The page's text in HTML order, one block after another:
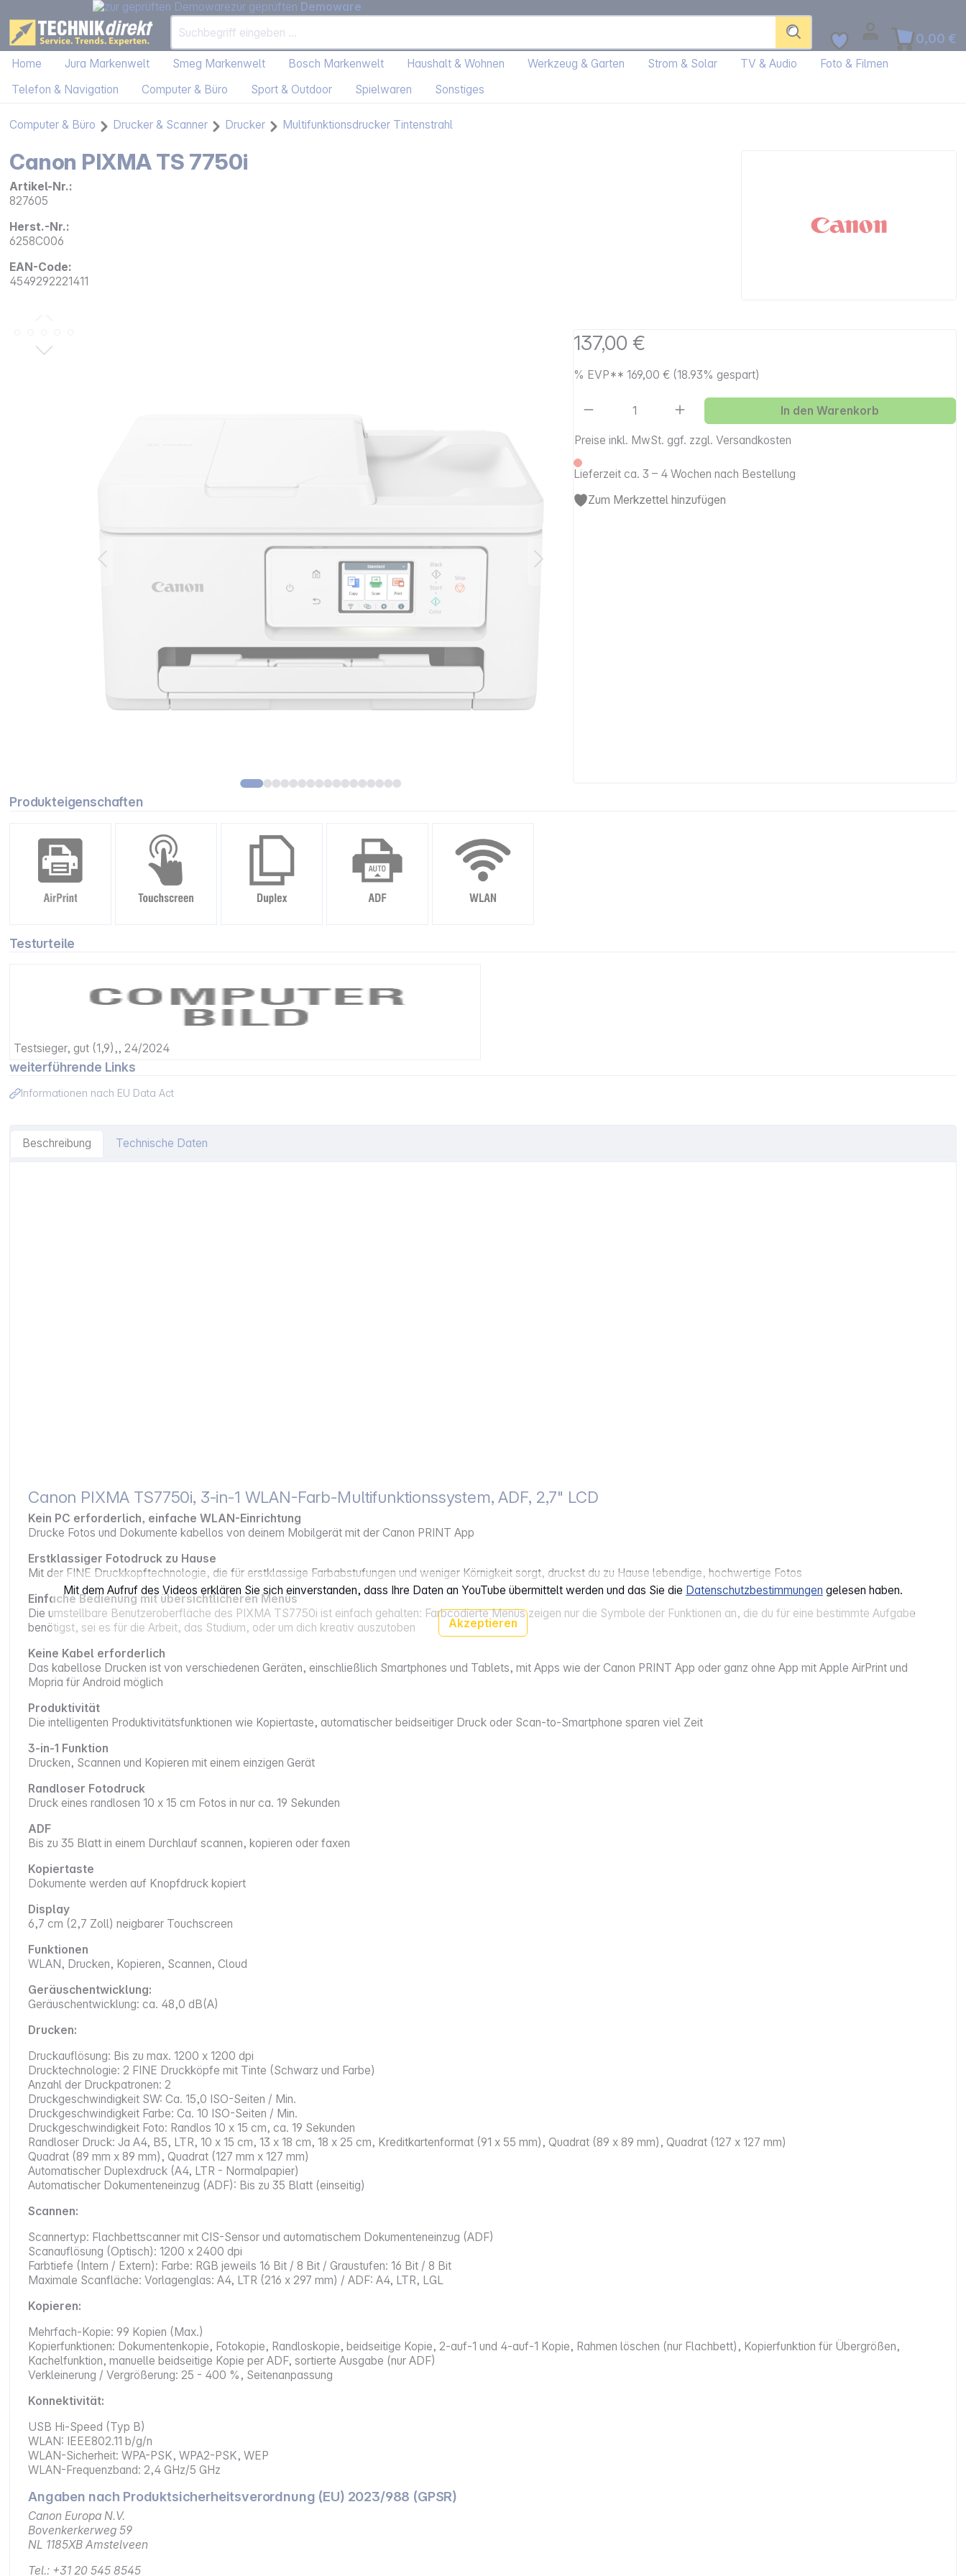
zur geprüften Demoware
0,00 €
Home Jura Markenwelt Smeg Markenwelt Bosch Markenwelt Haushalt & Wohnen Werkzeug & Garten Strom & Solar TV & Audio
Foto & Filmen
Telefon & Navigation
Computer & Büro Sport & Outdoor Spielwaren Sonstiges
Computer & Büro Drucker & Scanner Drucker Multifunktionsdrucker Tintenstrahl
Canon PIXMA TS 7750i
Artikel-Nr.:
827605
Herst.-Nr.:
6258C006
EAN-Code:
4549292221411
137,00 €
% EVP**169,00 € (18.93% gespart)
Preise inkl. MwSt. ggf. zzgl. Versandkosten
Lieferzeit ca. 3 – 4 Wochen nach Bestellung
Artikel Anzahl: Gib den gewünschten Wert ein
In den Warenkorb
Zum Merkzettel hinzufügen
Produkteigenschaften
Testurteile
Testsieger, gut (1,9),, 24/2024
weiterführende Links
Informationen nach EU Data Act
Beschreibung Technische Daten
Mit dem Aufruf des Videos erklären Sie sich einverstanden, dass Ihre Daten an YouTube übermittelt werden und das Sie die Datenschutzbestimmungen gelesen haben.
Akzeptieren
Canon PIXMA TS7750i, 3-in-1 WLAN-Farb-Multifunktionssystem, ADF, 2,7" LCD
Kein PC erforderlich, einfache WLAN-Einrichtung
Drucke Fotos und Dokumente kabellos von deinem Mobilgerät mit der Canon PRINT App
Erstklassiger Fotodruck zu Hause
Mit der FINE Druckkopftechnologie, die für erstklassige Farbabstufungen und weniger Körnigkeit sorgt, druckst du zu Hause lebendige, hochwertige Fotos
Einfache Bedienung mit übersichtlicheren Menüs
Die umstellbare Benutzeroberfläche des PIXMA TS7750i ist einfach gehalten: Farbcodierte Menüs zeigen nur die Symbole der Funktionen an, die du für eine bestimmte Aufgabe
benötigst, sei es für die Arbeit, das Studium, oder um dich kreativ auszutoben
Keine Kabel erforderlich
Das kabellose Drucken ist von verschiedenen Geräten, einschließlich Smartphones und Tablets, mit Apps wie der Canon PRINT App oder ganz ohne App mit Apple AirPrint und
Mopria für Android möglich
Produktivität
Die intelligenten Produktivitätsfunktionen wie Kopiertaste, automatischer beidseitiger Druck oder Scan-to-Smartphone sparen viel Zeit
3-in-1 Funktion
Drucken, Scannen und Kopieren mit einem einzigen Gerät
Randloser Fotodruck
Druck eines randlosen 10 x 15 cm Fotos in nur ca. 19 Sekunden
ADF
Bis zu 35 Blatt in einem Durchlauf scannen, kopieren oder faxen
Kopiertaste
Dokumente werden auf Knopfdruck kopiert
Display
6,7 cm (2,7 Zoll) neigbarer Touchscreen
Funktionen
WLAN, Drucken, Kopieren, Scannen, Cloud
Geräuschentwicklung:
Geräuschentwicklung: ca. 48,0 dB(A)
Drucken:
Druckauflösung: Bis zu max. 1200 x 1200 dpi
Drucktechnologie: 2 FINE Druckköpfe mit Tinte (Schwarz und Farbe)
Anzahl der Druckpatronen: 2
Druckgeschwindigkeit SW: Ca. 15,0 ISO-Seiten / Min.
Druckgeschwindigkeit Farbe: Ca. 10 ISO-Seiten / Min.
Druckgeschwindigkeit Foto: Randlos 10 x 15 cm, ca. 19 Sekunden
Randloser Druck: Ja A4, B5, LTR, 10 x 15 cm, 13 x 18 cm, 18 x 25 cm, Kreditkartenformat (91 x 55 mm), Quadrat (89 x 89 mm), Quadrat (127 x 127 mm)
Quadrat (89 mm x 89 mm), Quadrat (127 mm x 127 mm)
Automatischer Duplexdruck (A4, LTR - Normalpapier)
Automatischer Dokumenteneinzug (ADF): Bis zu 35 Blatt (einseitig)
Scannen:
Scannertyp: Flachbettscanner mit CIS-Sensor und automatischem Dokumenteneinzug (ADF)
Scanauflösung (Optisch): 1200 x 2400 dpi
Farbtiefe (Intern / Extern): Farbe: RGB jeweils 16 Bit / 8 Bit / Graustufen: 16 Bit / 8 Bit
Maximale Scanfläche: Vorlagenglas: A4, LTR (216 x 297 mm) / ADF: A4, LTR, LGL
Kopieren:
Mehrfach-Kopie: 99 Kopien (Max.)
Kopierfunktionen: Dokumentenkopie, Fotokopie, Randloskopie, beidseitige Kopie, 2-auf-1 und 4-auf-1 Kopie, Rahmen löschen (nur Flachbett), Kopierfunktion für Übergrößen,
Kachelfunktion, manuelle beidseitige Kopie per ADF, sortierte Ausgabe (nur ADF)
Verkleinerung / Vergrößerung: 25 - 400 %, Seitenanpassung
Konnektivität:
USB Hi-Speed (Typ B)
WLAN: IEEE802.11 b/g/n
WLAN-Sicherheit: WPA-PSK, WPA2-PSK, WEP
WLAN-Frequenzband: 2,4 GHz/5 GHz
Angaben nach Produktsicherheitsverordnung (EU) 2023/988 (GPSR)
Canon Europa N.V.
Bovenkerkerweg 59
NL 1185XB Amstelveen
Tel.: +31 20 545 8545